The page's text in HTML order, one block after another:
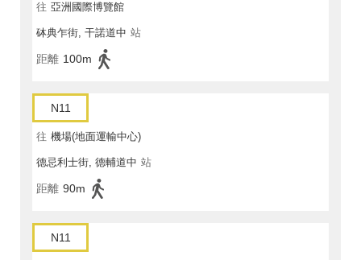
往 亞洲國際博覽館
砵典乍街, 干諾道中 站
距離 100m
N11
往 機場(地面運輸中心)
德忌利士街, 德輔道中 站
距離 90m
N11